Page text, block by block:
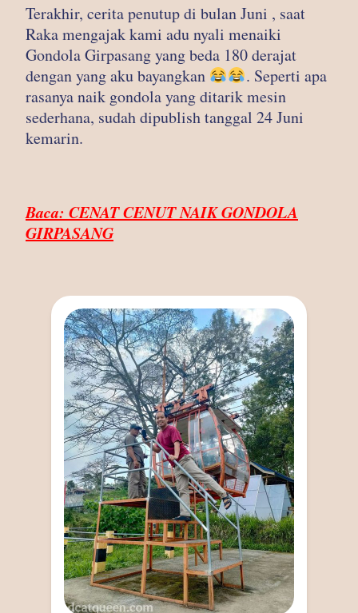
Terakhir, cerita penutup di bulan Juni , saat
Raka mengajak kami adu nyali menaiki
Gondola Girpasang yang beda 180 derajat
dengan yang aku bayangkan
. Seperti apa
rasanya naik gondola yang ditarik mesin
sederhana, sudah dipublish tanggal 24 Juni
kemarin.
Baca: CENAT CENUT NAIK GONDOLA
GIRPASANG